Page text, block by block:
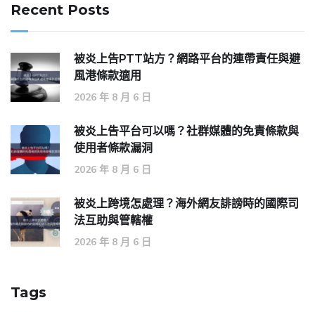
Recent Posts
被炎上告PTT站方？網路平台的連帶責任與避
風港條款適用
2026 年 8 月 6 日
被炎上告平台可以嗎？社群媒體的免責條款與
使用者條款漏洞
2026 年 8 月 6 日
被炎上跨境怎處理？海外網友誹謗時的國際司
法互助與管轄權
2026 年 8 月 6 日
Tags